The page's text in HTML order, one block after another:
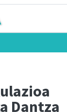
Dantza